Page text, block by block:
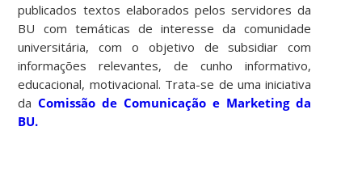
publicados textos elaborados pelos servidores da
BU com temáticas de interesse da comunidade
universitária, com o objetivo de subsidiar com
informações relevantes, de cunho informativo,
educacional, motivacional. Trata-se de uma iniciativa
daComissão de Comunicação e Marketing da
BU.